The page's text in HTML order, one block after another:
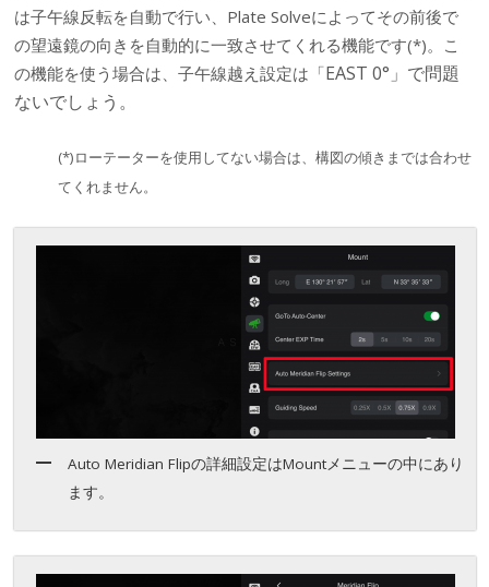
は子午線反転を自動で行い、Plate Solveによってその前後で
の望遠鏡の向きを自動的に一致させてくれる機能です(*)。こ
の機能を使う場合は、子午線越え設定は「EAST 0°」で問題
ないでしょう。
(*)ローテーターを使用してない場合は、構図の傾きまでは合わせ
てくれません。
Auto Meridian Flipの詳細設定はMountメニューの中にあり
ます。